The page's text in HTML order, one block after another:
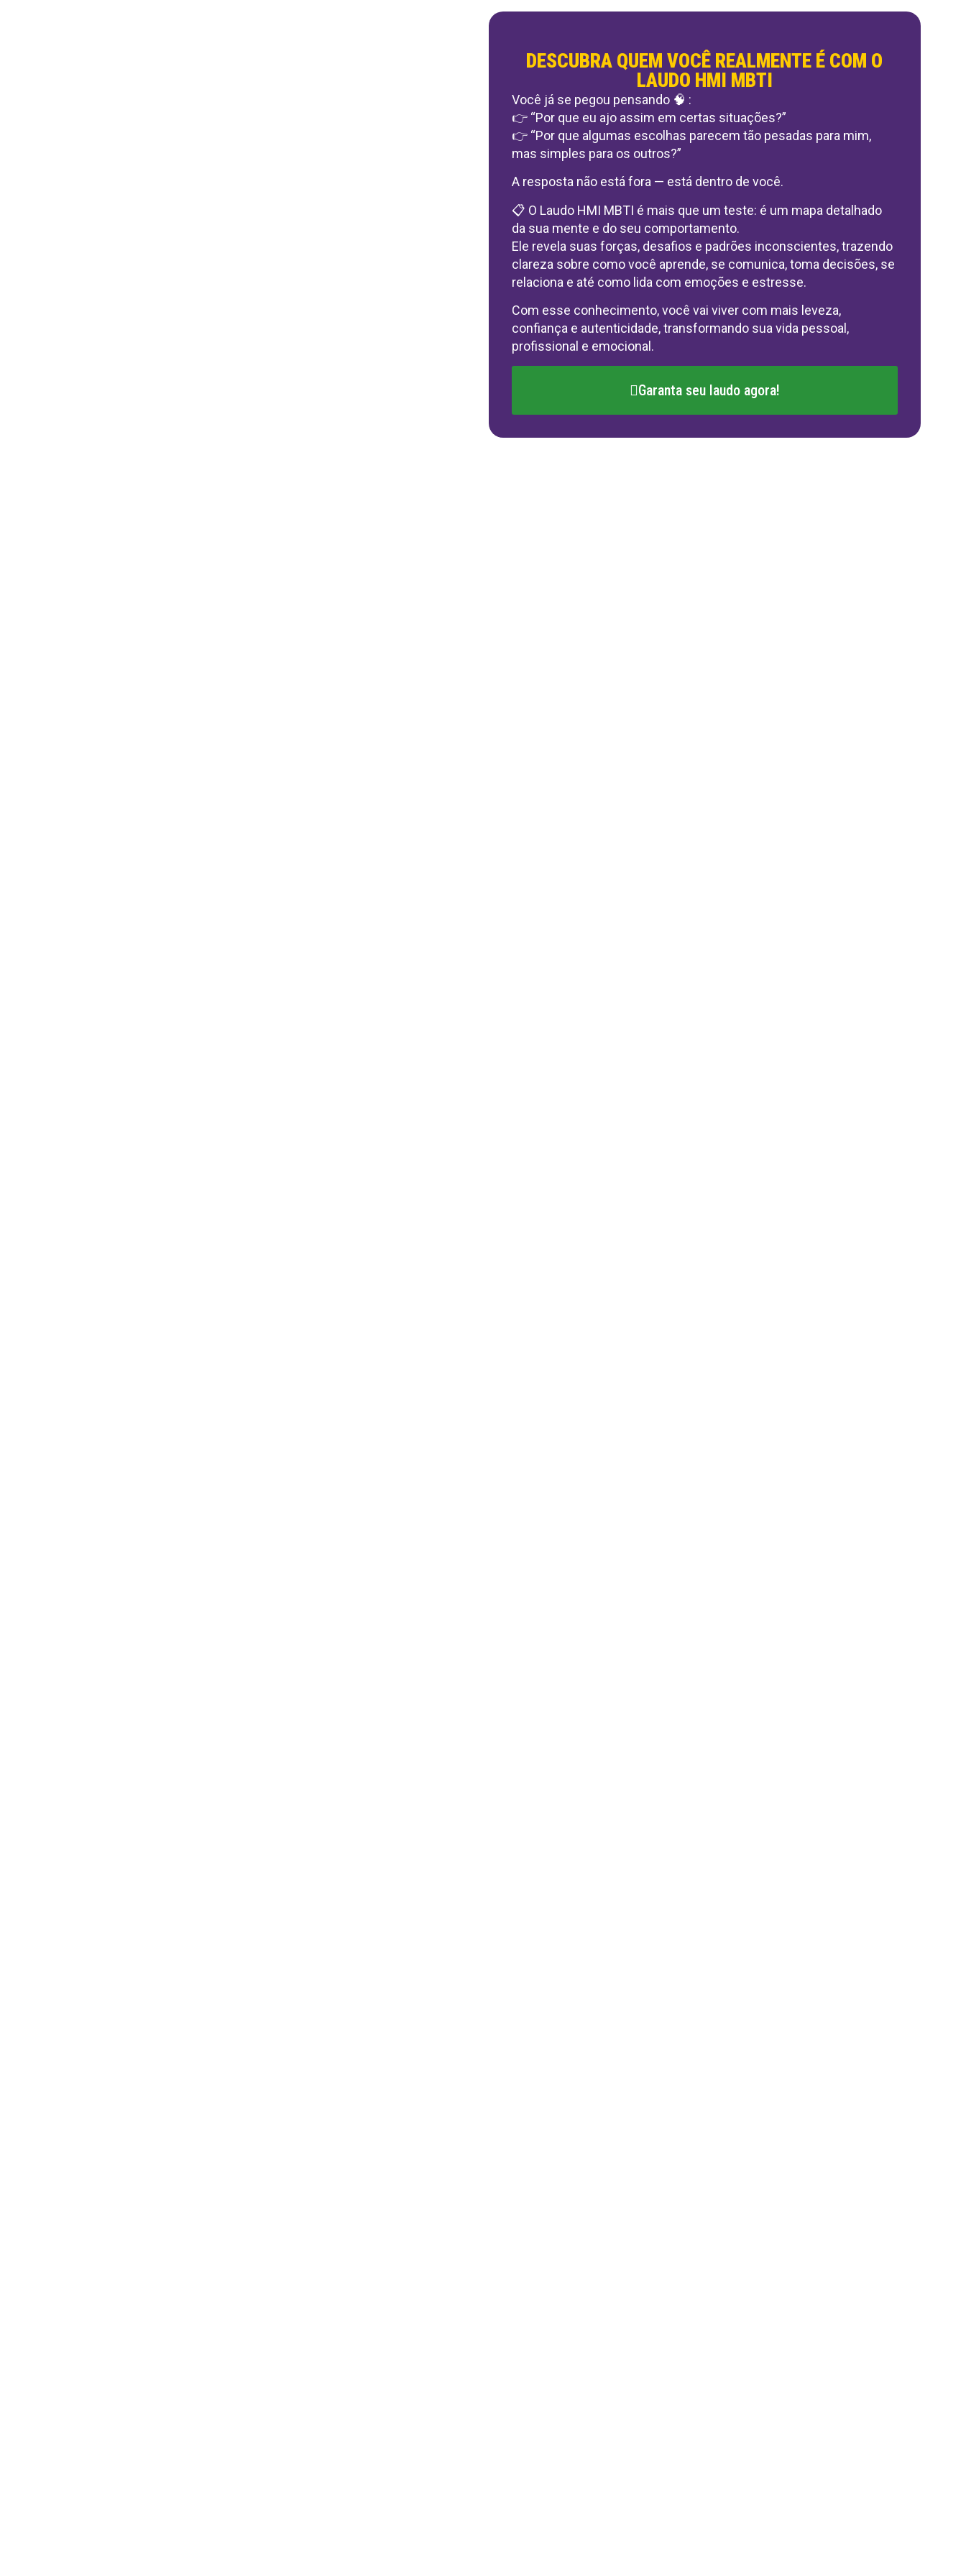
DESCUBRA QUEM VOCÊ REALMENTE É COM O
LAUDO HMI MBTI
Você já se pegou pensando 🧠 :
👉 “Por que eu ajo assim em certas situações?”
👉 “Por que algumas escolhas parecem tão pesadas para mim,
mas simples para os outros?”
A resposta não está fora — está dentro de você.
📋 O Laudo HMI MBTI é mais que um teste: é um mapa detalhado
da sua mente e do seu comportamento.
Ele revela suas forças, desafios e padrões inconscientes, trazendo
clareza sobre como você aprende, se comunica, toma decisões, se
relaciona e até como lida com emoções e estresse.
Com esse conhecimento, você vai viver com mais leveza,
confiança e autenticidade, transformando sua vida pessoal,
profissional e emocional.
Garanta seu laudo agora!